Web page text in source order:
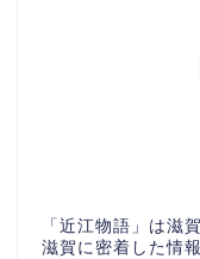
「近江物語」は滋
滋賀に密着した情